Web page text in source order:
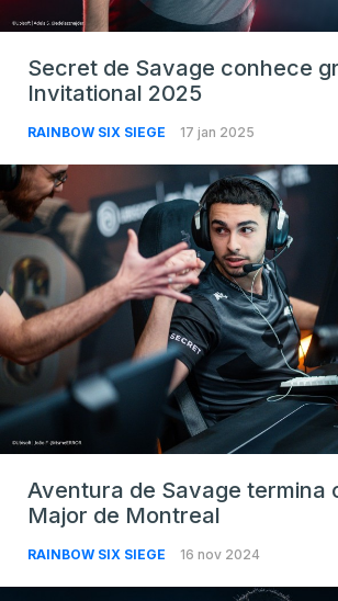
Secret de Savage conhece
Invitational 2025
RAINBOW SIX SIEGE 17 jan 2025
Aventura de Savage termina
Major de Montreal
RAINBOW SIX SIEGE 16 nov 2024